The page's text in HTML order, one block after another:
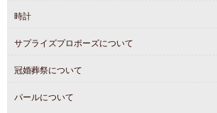
時計
サプライズプロポーズについて
冠婚葬祭について
パールについて